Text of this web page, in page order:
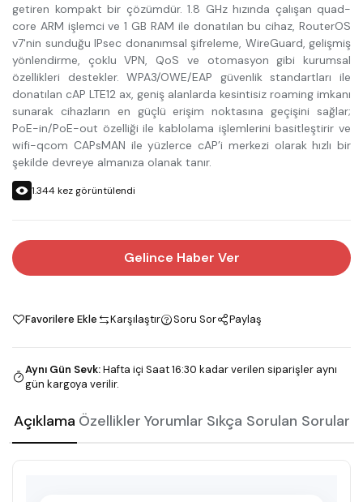
getiren kompakt bir çözümdür. 1.8 GHz hızında çalışan quad-
core ARM işlemci ve 1 GB RAM ile donatılan bu cihaz, RouterOS
v7'nin sunduğu IPsec donanımsal şifreleme, WireGuard, gelişmiş
yönlendirme, çoklu VPN, QoS ve otomasyon gibi kurumsal
özellikleri destekler. WPA3/OWE/EAP güvenlik standartları ile
donatılan cAP LTE12 ax, geniş alanlarda kesintisiz roaming imkanı
sunarak cihazların en güçlü erişim noktasına geçişini sağlar;
PoE-in/PoE-out özelliği ile kablolama işlemlerini basitleştirir ve
wifi-qcom CAPsMAN ile yüzlerce cAP’i merkezi olarak hızlı bir
şekilde devreye almanıza olanak tanır.
1.344kez görüntülendi
Gelince Haber Ver
Favorilere Ekle Karşılaştır Soru Sor Paylaş
Aynı Gün Sevk:Hafta içi Saat 16:30 kadar verilen siparişler aynı
gün kargoya verilir.
Açıklama Özellikler Yorumlar Sıkça Sorulan Sorular